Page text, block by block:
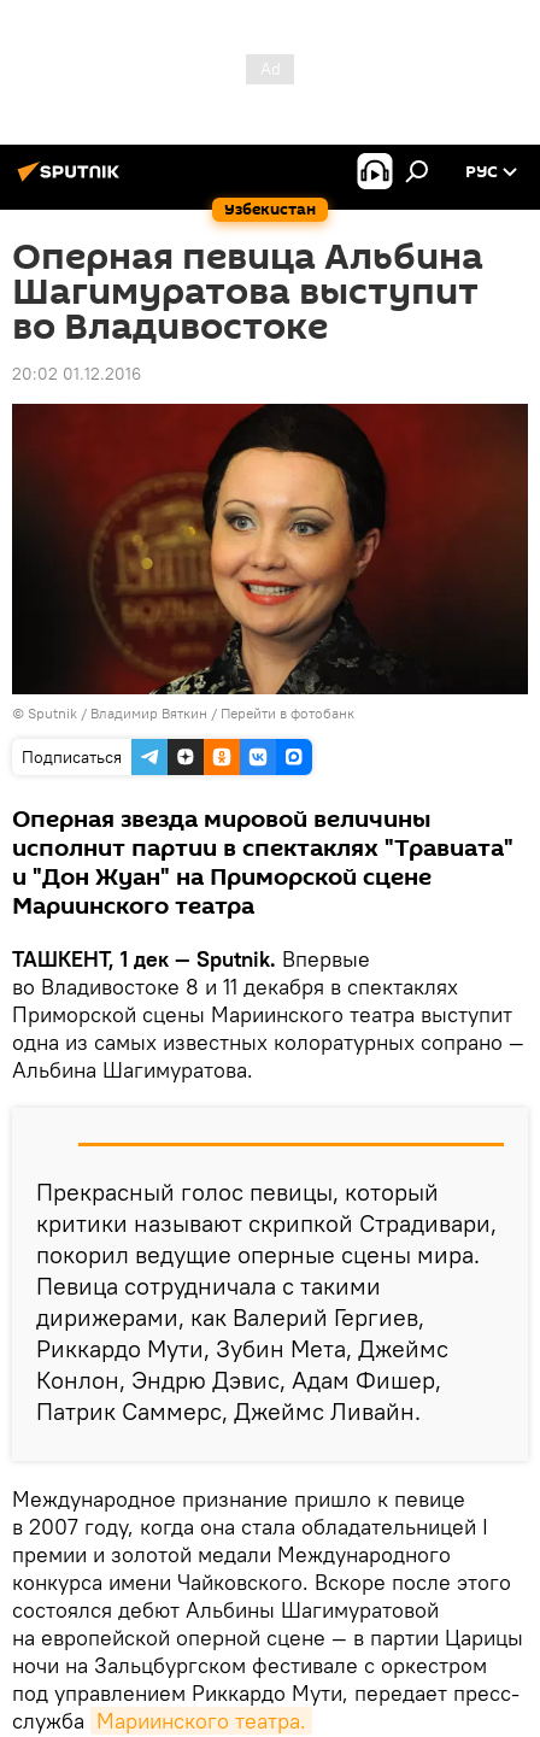
Узбекистан
РУС
Оперная певица Альбина
Шагимуратова выступит
во Владивостоке
20:02 01.12.2016
© Sputnik / Владимир Вяткин / Перейти в фотобанк
Подписаться
Оперная звезда мировой величины
исполнит партии в спектаклях "Травиата"
и "Дон Жуан" на Приморской сцене
Мариинского театра
ТАШКЕНТ, 1 дек — Sputnik. Впервые
во Владивостоке 8 и 11 декабря в спектаклях
Приморской сцены Мариинского театра выступит
одна из самых известных колоратурных сопрано —
Альбина Шагимуратова.
Прекрасный голос певицы, который
критики называют скрипкой Страдивари,
покорил ведущие оперные сцены мира.
Певица сотрудничала с такими
дирижерами, как Валерий Гергиев,
Риккардо Мути, Зубин Мета, Джеймс
Конлон, Эндрю Дэвис, Адам Фишер,
Патрик Саммерс, Джеймс Ливайн.
Международное признание пришло к певице
в 2007 году, когда она стала обладательницей I
премии и золотой медали Международного
конкурса имени Чайковского. Вскоре после этого
состоялся дебют Альбины Шагимуратовой
на европейской оперной сцене — в партии Царицы
ночи на Зальцбургском фестивале с оркестром
под управлением Риккардо Мути, передает пресс-
служба Мариинского театра.